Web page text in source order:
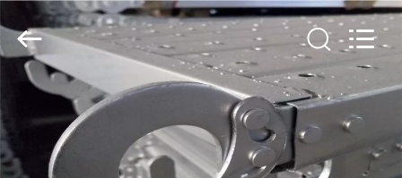
BENVENUTO
PRODOTTI
Formwork
System
Co.,
Ltd..
Reserved.